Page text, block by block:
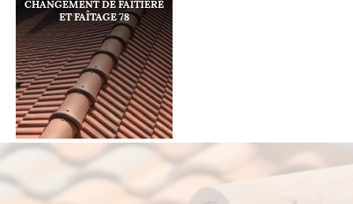
CHANGEMENT DE FAÎTIÈRE
ET FAÎTAGE 78